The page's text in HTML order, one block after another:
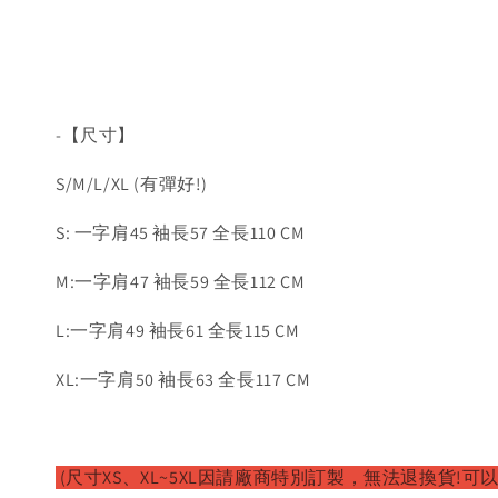
-【尺寸】
S/M/L/XL (有彈好!)
S: 一字肩45 袖長57 全長110 CM
M:一字肩47 袖長59 全長112 CM
L:一字肩49 袖長61 全長115 CM
XL:一字肩50 袖長63 全長117 CM
(尺寸XS、XL~5XL因請廠商特別訂製，無法退換貨!可